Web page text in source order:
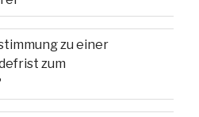
zu einer
zum